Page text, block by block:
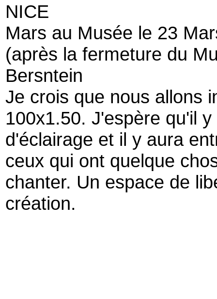
NICE
Mars au Musée le 23
(après la fermeture du
Bersntein
Je crois que nous allons
100x1.50. J'espère qu'il
d'éclairage et il y aura
ceux qui ont quelque
chanter. Un espace de
création.